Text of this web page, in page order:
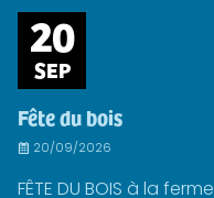
20
SEP
Fête du bois
20/09/2026
FÊTE DU BOIS à la